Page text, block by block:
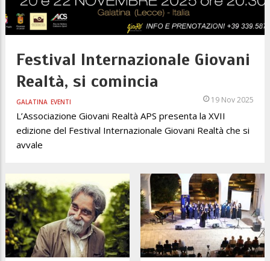
Festival Internazionale Giovani
Realtà, si comincia
GALATINA EVENTI 19 Nov 2025
L’Associazione Giovani Realtà APS presenta la XVII
edizione del Festival Internazionale Giovani Realtà che si
avvale